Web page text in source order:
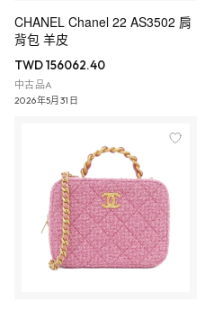
CHANEL Chanel 22 AS3502 肩
背包 羊皮
TWD 156062.40
中古品A
2026年5月31日